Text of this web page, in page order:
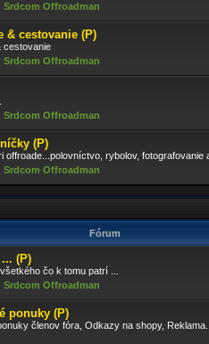
Srdcom Offroadman
& cestovanie (P)
cestovanie
Srdcom Offroadman
Srdcom Offroadman
(P)
offroade...polovníctvo, rybolov, fotografovanie
Srdcom Offroadman
Fórum
(P)
čo k tomu patrí ...
Srdcom Offroadman
ponuky (P)
členov fóra, Odkazy na shopy,